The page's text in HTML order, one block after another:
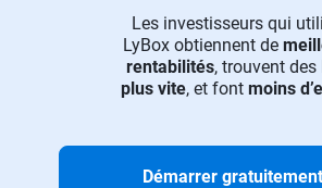
Les investisseurs qui
LyBox obtiennent de
rentabilités, trouvent des
plus vite, et font moins
Démarrer